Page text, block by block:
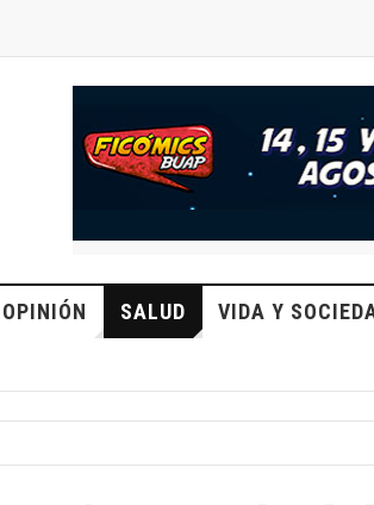
OPINIÓN SALUD VIDA Y